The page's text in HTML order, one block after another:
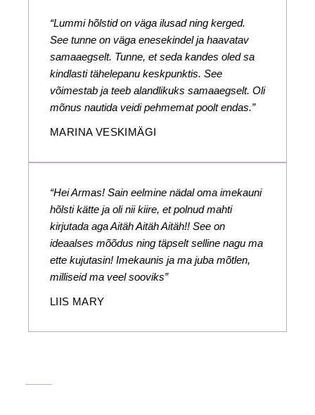
“Lummi hõlstid on väga ilusad ning kerged.
See tunne on väga enesekindel ja haavatav
samaaegselt. Tunne, et seda kandes oled sa
kindlasti tähelepanu keskpunktis. See
võimestab ja teeb alandlikuks samaaegselt. Oli
mõnus nautida veidi pehmemat poolt endas.”
MARINA VESKIMÄGI
“Hei Armas! Sain eelmine nädal oma imekauni
hõlsti kätte ja oli nii kiire, et polnud mahti
kirjutada aga Aitäh Aitäh Aitäh!! See on
ideaalses mõõdus ning täpselt selline nagu ma
ette kujutasin! Imekaunis ja ma juba mõtlen,
milliseid ma veel sooviks”
LIIS MARY